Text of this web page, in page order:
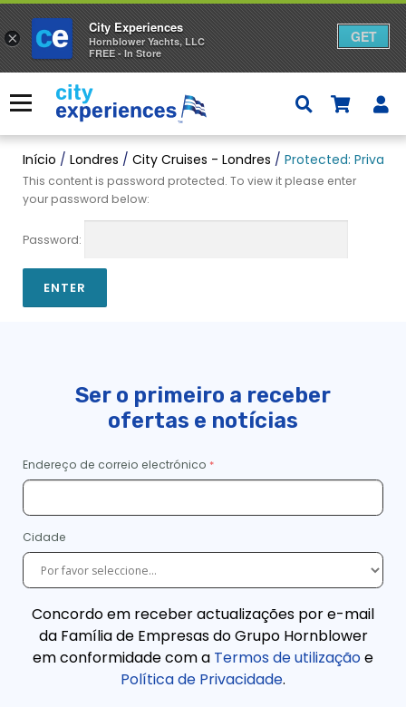
para
conteúdo
Menu
Início / Londres / City Cruises - Londres / Protected: Private
This content is password protected. To view it please enter
your password below:
Password:
Ser o primeiro a receber
ofertas e notícias
Endereço de correio electrónico
Cidade
Concordo em receber actualizações por e-mail
da Família de Empresas do Grupo Hornblower
em conformidade com a Termos de utilizaçãoe
Política de Privacidade.
×
City Experiences
Hornblower Yachts, LLC
FREE - In Store
GET